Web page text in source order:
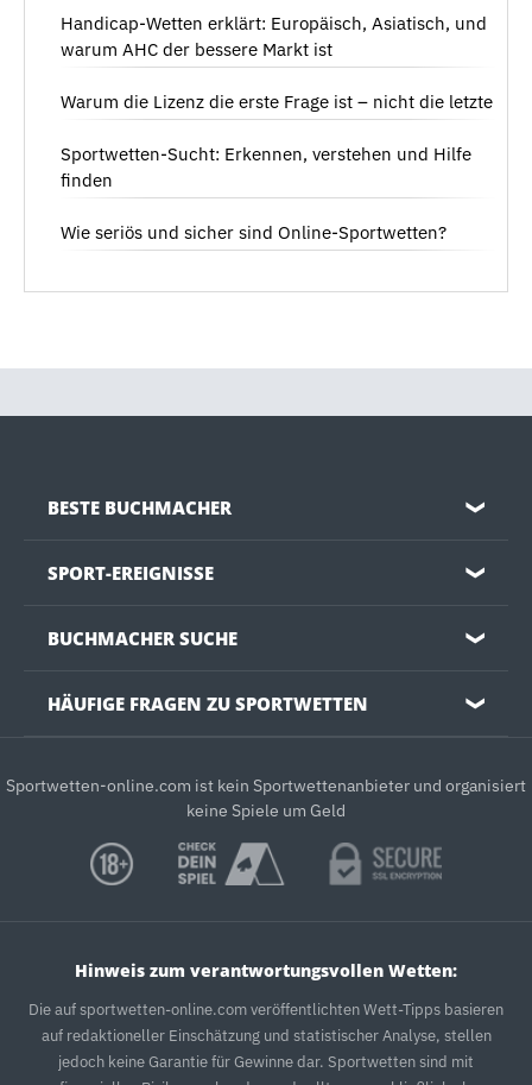
Handicap-Wetten erklärt: Europäisch, Asiatisch, und
warum AHC der bessere Markt ist
Warum die Lizenz die erste Frage ist – nicht die letzte
Sportwetten-Sucht: Erkennen, verstehen und Hilfe
finden
Wie seriös und sicher sind Online-Sportwetten?
BESTE BUCHMACHER ❯
SPORT-EREIGNISSE ❯
BUCHMACHER SUCHE ❯
HÄUFIGE FRAGEN ZU SPORTWETTEN ❯
Sportwetten-online.com ist kein Sportwettenanbieter und organisiert
keine Spiele um Geld
Hinweis zum verantwortungsvollen Wetten:
Die auf sportwetten-online.com veröffentlichten Wett-Tipps basieren
auf redaktioneller Einschätzung und statistischer Analyse, stellen
jedoch keine Garantie für Gewinne dar. Sportwetten sind mit